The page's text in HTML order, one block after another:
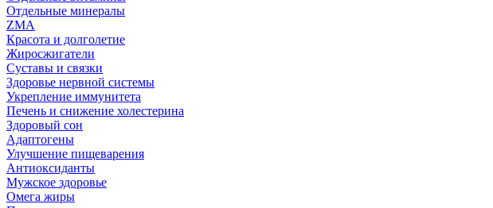
Отдельные минералы
ZMA
Красота и долголетие
Жиросжигатели
Суставы и связки
Здоровье нервной системы
Укрепление иммунитета
Печень и снижение холестерина
Здоровый сон
Адаптогены
Улучшение пищеварения
Антиоксиданты
Мужское здоровье
Омега жиры